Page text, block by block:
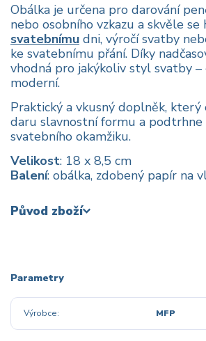
Obálka je určena pro darování
nebo osobního vzkazu a skvěle se
svatebnímu dni, výročí svatby
ke svatebnímu přání. Díky
vhodná pro jakýkoliv styl svatby –
moderní.
Praktický a vkusný doplněk, který
daru slavnostní formu a podtrhne
svatebního okamžiku.
Velikost: 18 x 8,5 cm
Balení: obálka, zdobený papír na
Původ zboží
Parametry
Výrobce MFP